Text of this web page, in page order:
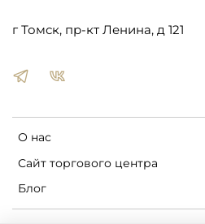
О нас
Сайт торгового центра
Блог
г Томск, пр-кт Ленина, д 121